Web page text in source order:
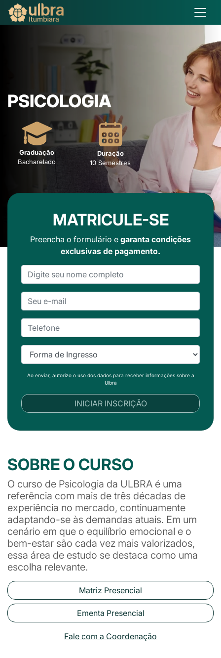
PSICOLOGIA
Graduação
Bacharelado
Duração
10 Semestres
MATRICULE-SE
Preencha o formulário e garanta condições
exclusivas de pagamento.
Ao enviar, autorizo o uso dos dados para receber informações sobre a
Ulbra
INICIAR INSCRIÇÃO
SOBRE O CURSO
O curso de Psicologia da ULBRA é uma
referência com mais de três décadas de
experiência no mercado, continuamente
adaptando-se às demandas atuais. Em um
cenário em que o equilíbrio emocional e o
bem-estar são cada vez mais valorizados,
essa área de estudo se destaca como uma
escolha relevante.
Matriz Presencial
Ementa Presencial
Fale com a Coordenação